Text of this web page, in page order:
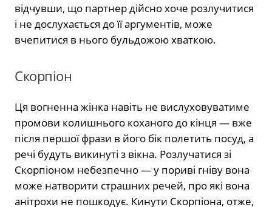
відчувши, що партнер дійсно хоче розлучитися
і не дослухається до її аргументів, може
вчепитися в нього бульдожою хваткою.
Скорпіон
Ця вогненна жінка навіть не вислуховуватиме
промови колишнього коханого до кінця — вже
після першої фрази в його бік полетить посуд, а
речі будуть викинуті з вікна. Розлучатися зі
Скорпіоном небезпечно — у пориві гніву вона
може натворити страшних речей, про які вона
анітрохи не пошкодує. Кинути Скорпіона, отже,